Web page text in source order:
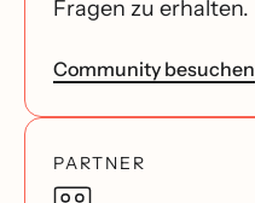
Fragen zu erhalten.
Community besuchen
PARTNER